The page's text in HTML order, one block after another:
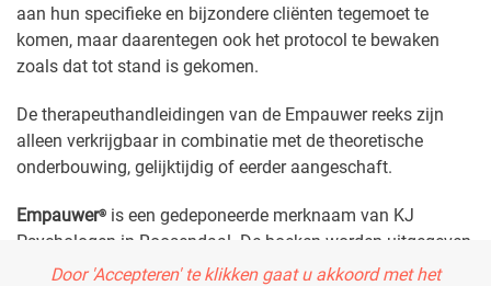
aan hun specifieke en bijzondere cliënten tegemoet te
komen, maar daarentegen ook het protocol te bewaken
zoals dat tot stand is gekomen.
De therapeuthandleidingen van de Empauwer reeks zijn
alleen verkrijgbaar in combinatie met de theoretische
onderbouwing, gelijktijdig of eerder aangeschaft.
Empauwer® is een gedeponeerde merknaam van KJ
Psychologen in Roosendaal. De boeken worden uitgegeven
door Uitgeverij Escape Educatief.
Door 'Accepteren' te klikken gaat u akkoord met het